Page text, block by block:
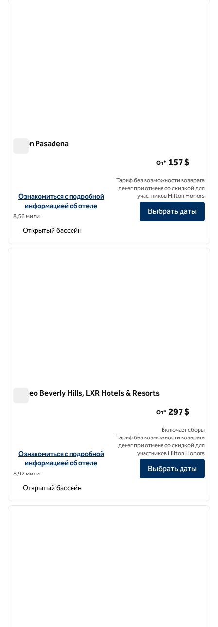
1 из 12
Hilton Pasadena
Посмотреть информацию об отеле Hilton Pasadena
Ознакомиться с подробной
информацией об отеле
8,56 мили
От* 157 $
Тариф без возможности возврата
денег при отмене со скидкой для
участников Hilton Honors
Выбрать даты
Открытый бассейн
1 из 11
Cameo Beverly Hills, LXR Hotels & Resorts
Посмотреть информацию об отеле Cameo Beverly Hills, LXR
Ознакомиться с подробной
информацией об отеле
8,92 мили
От* 297 $
Включает сборы
Тариф без возможности возврата
денег при отмене со скидкой для
участников Hilton Honors
Выбрать даты
Открытый бассейн
1 из 11